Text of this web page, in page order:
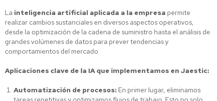
La inteligencia artificial aplicada a la empresa permite
realizar cambios sustanciales en diversos aspectos operativos,
desde la optimización de la cadena de suministro hasta el análisis de
grandes volúmenes de datos para prever tendencias y
comportamientos del mercado.
Aplicaciones clave de la IA que implementamos en Jaestic:
Automatización de procesos: En primer lugar, eliminamos